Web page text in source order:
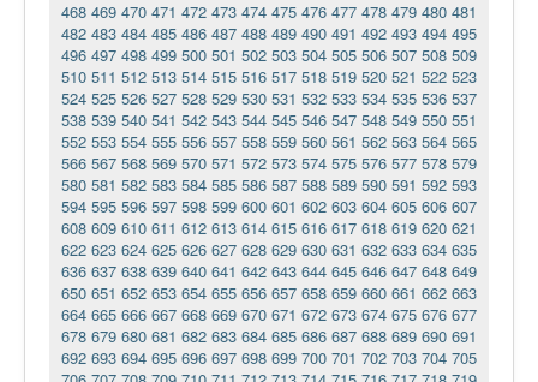
468 469 470 471 472 473 474 475 476 477 478 479 480 481
482 483 484 485 486 487 488 489 490 491 492 493 494 495
496 497 498 499 500 501 502 503 504 505 506 507 508 509
510 511 512 513 514 515 516 517 518 519 520 521 522 523
524 525 526 527 528 529 530 531 532 533 534 535 536 537
538 539 540 541 542 543 544 545 546 547 548 549 550 551
552 553 554 555 556 557 558 559 560 561 562 563 564 565
566 567 568 569 570 571 572 573 574 575 576 577 578 579
580 581 582 583 584 585 586 587 588 589 590 591 592 593
594 595 596 597 598 599 600 601 602 603 604 605 606 607
608 609 610 611 612 613 614 615 616 617 618 619 620 621
622 623 624 625 626 627 628 629 630 631 632 633 634 635
636 637 638 639 640 641 642 643 644 645 646 647 648 649
650 651 652 653 654 655 656 657 658 659 660 661 662 663
664 665 666 667 668 669 670 671 672 673 674 675 676 677
678 679 680 681 682 683 684 685 686 687 688 689 690 691
692 693 694 695 696 697 698 699 700 701 702 703 704 705